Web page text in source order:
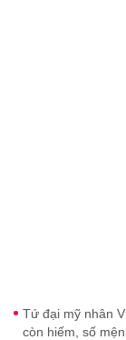
Tứ đại mỹ nhân
còn hiếm, số